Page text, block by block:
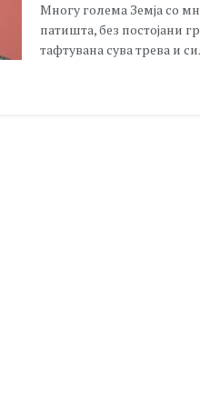
Многу голема Земја со
патишта, без постојани
тафтувана сува трева и